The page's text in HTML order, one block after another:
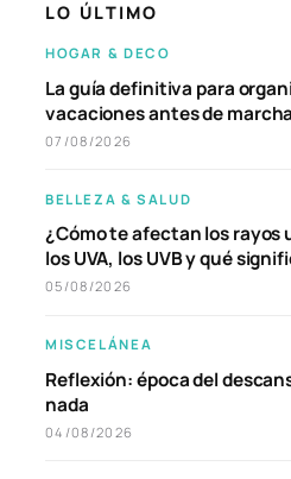
LO ÚLTIMO
HOGAR & DECO
La guía definitiva para
vacaciones antes de
07/08/2026
BELLEZA & SALUD
¿Cómo te afectan los rayos
los UVA, los UVB y qué
05/08/2026
MISCELÁNEA
Reflexión: época del
nada
04/08/2026